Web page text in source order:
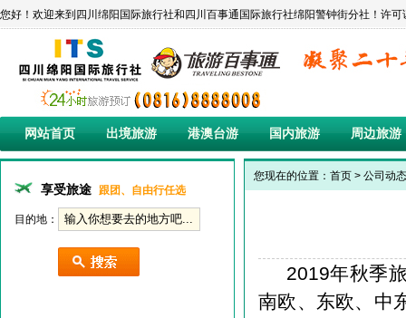
您好！欢迎来到四川绵阳国际旅行社和四川百事通国际旅行社绵阳警钟街分社！许
网站首页 出境旅游 港澳台游 国内旅游 周边旅游
享受旅途 跟团、自由行任选
目的地：
您现在的位置： 首页 > 公司动态
2019年秋季
南欧、东欧、中